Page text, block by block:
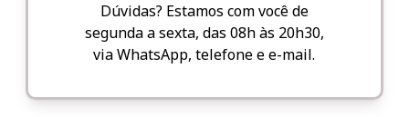
Dúvidas? Estamos com você de
segunda a sexta, das 08h às 20h30,
via WhatsApp, telefone e e-mail.